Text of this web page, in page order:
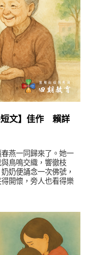
短文】佳作 賴詳
燕一同歸來了。她一
鳥鳴交織，響徹枝
奶便誦念一次佛號，
開懷，旁人也看得樂
徵文賞析